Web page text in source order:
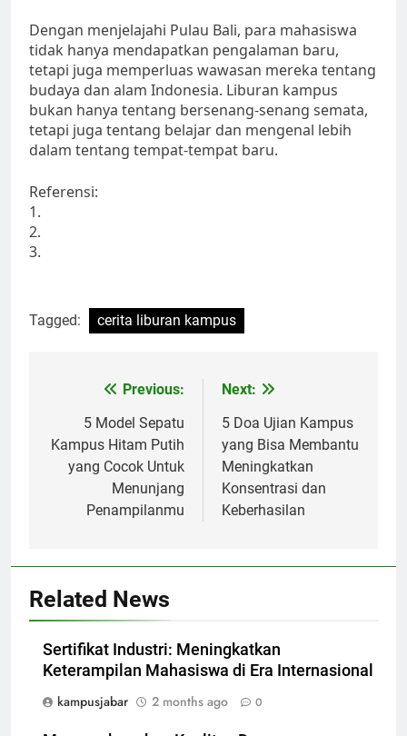
Dengan menjelajahi Pulau Bali, para mahasiswa
tidak hanya mendapatkan pengalaman baru,
tetapi juga memperluas wawasan mereka tentang
budaya dan alam Indonesia. Liburan kampus
bukan hanya tentang bersenang-senang semata,
tetapi juga tentang belajar dan mengenal lebih
dalam tentang tempat-tempat baru.
Referensi:
1.
2.
3.
Tagged: cerita liburan kampus
navigation
Previous:
5 Model Sepatu
Kampus Hitam Putih
yang Cocok Untuk
Menunjang
Penampilanmu
Next:
5 Doa Ujian Kampus
yang Bisa Membantu
Meningkatkan
Konsentrasi dan
Keberhasilan
Related News
Sertifikat Industri: Meningkatkan
Keterampilan Mahasiswa di Era Internasional
kampusjabar
2 months ago 0